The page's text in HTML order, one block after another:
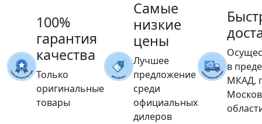
100%
гарантия
качества
Только
оригинальные
товары
Самые
низкие
цены
Лучшее
предложение
среди
официальных
дилеров
в
МКАД,